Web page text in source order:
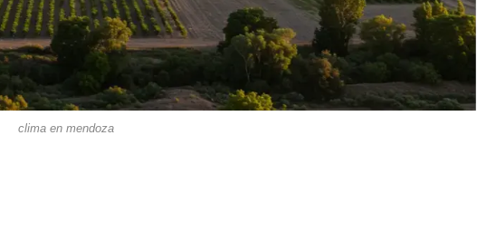
clima en mendoza